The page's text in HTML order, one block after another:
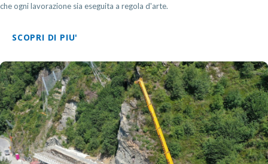
che ogni lavorazione sia eseguita a regola d'arte.
SCOPRI DI PIU'